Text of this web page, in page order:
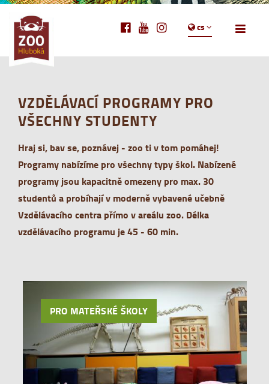
cs
VZDĚLÁVACÍ PROGRAMY PRO
VŠECHNY STUDENTY
Hraj si, bav se, poznávej - zoo ti v tom pomáhej!
Programy nabízíme pro všechny typy škol. Nabízené
programy jsou kapacitně omezeny pro max. 30
studentů a probíhajív moderně vybavené učebně
Vzdělávacího centra přímo v areálu zoo. Délka
vzdělávacího programu je 45 - 60 min.
PRO MATEŘSKÉ ŠKOLY